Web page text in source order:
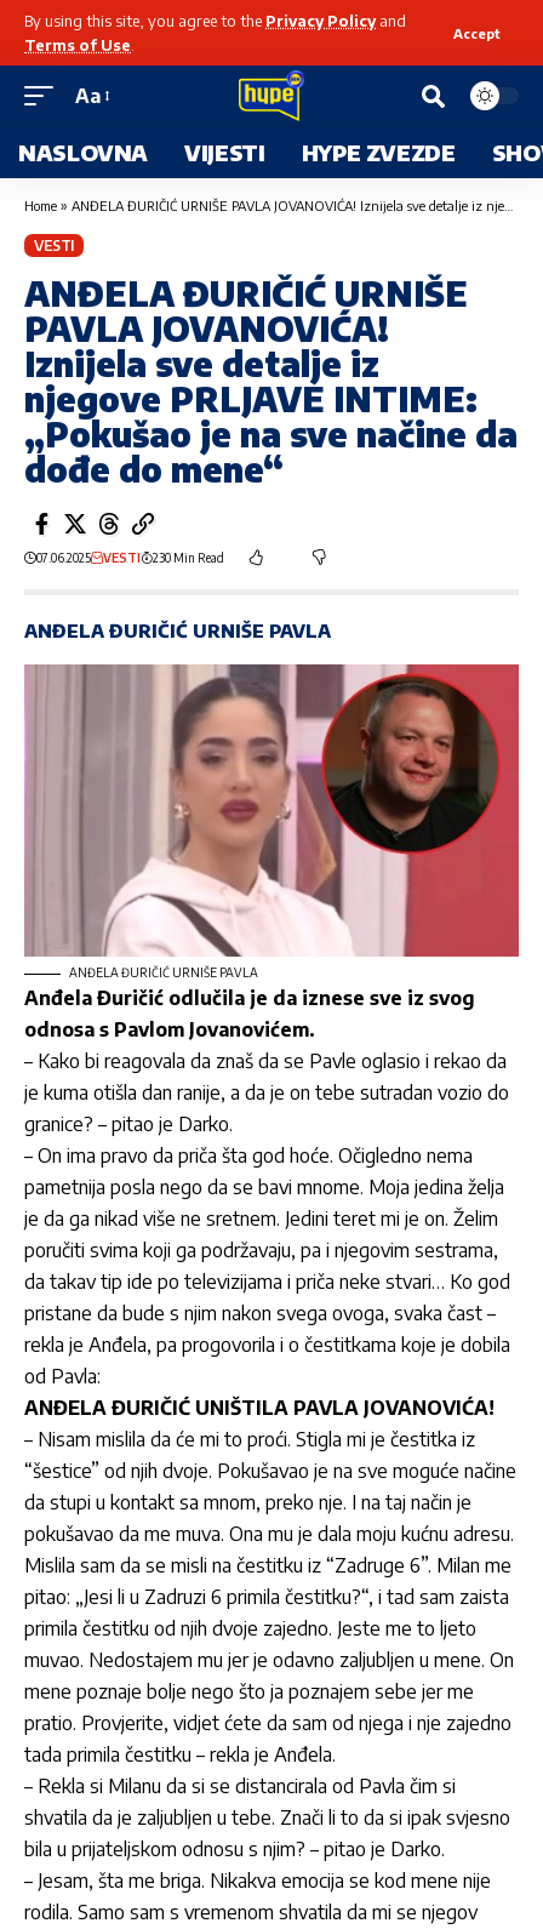
By using this site, you agree to the Privacy Policyand
Terms of Use
Accept
Aa
NASLOVNA VIJESTI HYPE ZVEZDE
Home » ANĐELA ĐURIČIĆ URNIŠE PAVLA JOVANOVIĆA! Iznijela sve detalje iz njegove PRLJAVE INTIME: „Pokušao je na sve načine da dođe do mene“
VESTI
ANĐELA ĐURIČIĆ URNIŠE
PAVLA JOVANOVIĆA!
Iznijela sve detalje iz
njegove PRLJAVE INTIME:
„Pokušao je na sve načine da
dođe do mene“
07.06.2025 VESTI 230 Min Read
ANĐELA ĐURIČIĆ URNIŠE PAVLA
ANĐELA ĐURIČIĆ URNIŠE PAVLA
Anđela Đuričić odlučila je da iznese sve iz svog
odnosa s Pavlom Jovanovićem.
– Kako bi reagovala da znaš da se Pavle oglasio i rekao da
je kuma otišla dan ranije, a da je on tebe sutradan vozio do
granice? – pitao je Darko.
– On ima pravo da priča šta god hoće. Očigledno nema
pametnija posla nego da se bavi mnome. Moja jedina želja
je da ga nikad više ne sretnem. Jedini teret mi je on. Želim
poručiti svima koji ga podržavaju, pa i njegovim sestrama,
da takav tip ide po televizijama i priča neke stvari… Ko god
pristane da bude s njim nakon svega ovoga, svaka čast –
rekla je Anđela, pa progovorila i o čestitkama koje je dobila
od Pavla:
ANĐELA ĐURIČIĆ UNIŠTILA PAVLA JOVANOVIĆA!
– Nisam mislila da će mi to proći. Stigla mi je čestitka iz
“šestice” od njih dvoje. Pokušavao je na sve moguće načine
da stupi u kontakt sa mnom, preko nje. I na taj način je
pokušavao da me muva. Ona mu je dala moju kućnu adresu.
Mislila sam da se misli na čestitku iz “Zadruge 6”. Milan me
pitao: „Jesi li u Zadruzi 6 primila čestitku?“, i tad sam zaista
primila čestitku od njih dvoje zajedno. Jeste me to ljeto
muvao. Nedostajem mu jer je odavno zaljubljen u mene. On
mene poznaje bolje nego što ja poznajem sebe jer me
pratio. Provjerite, vidjet ćete da sam od njega i nje zajedno
tada primila čestitku – rekla je Anđela.
– Rekla si Milanu da si se distancirala od Pavla čim si
shvatila da je zaljubljen u tebe. Znači li to da si ipak svjesno
bila u prijateljskom odnosu s njim? – pitao je Darko.
– Jesam, šta me briga. Nikakva emocija se kod mene nije
rodila. Samo sam s vremenom shvatila da mi se njegov